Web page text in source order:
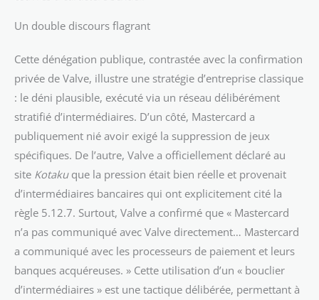
Un double discours flagrant
Cette dénégation publique, contrastée avec la confirmation
privée de Valve, illustre une stratégie d’entreprise classique
: le déni plausible, exécuté via un réseau délibérément
stratifié d’intermédiaires. D’un côté, Mastercard a
publiquement nié avoir exigé la suppression de jeux
spécifiques. De l’autre, Valve a officiellement déclaré au
site Kotakuque la pression était bien réelle et provenait
d’intermédiaires bancaires qui ont explicitement cité la
règle 5.12.7. Surtout, Valve a confirmé que « Mastercard
n’a pas communiqué avec Valve directement… Mastercard
a communiqué avec les processeurs de paiement et leurs
banques acquéreuses. » Cette utilisation d’un « bouclier
d’intermédiaires » est une tactique délibérée, permettant à